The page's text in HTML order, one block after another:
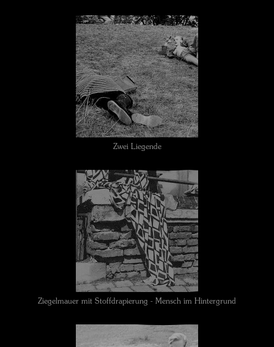
Zwei Liegende
Ziegelmauer mit Stoffdrapierung - Mensch im Hintergrund